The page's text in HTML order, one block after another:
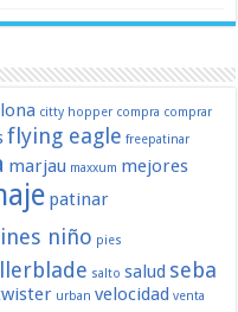
citty hopper compra comprar
flying eagle freepatinar
marjau maxxum mejores
patinar
niño pies
salto salud seba
urban velocidad venta